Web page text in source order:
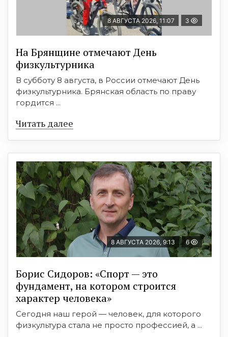
8 АВГУСТА 2026, 11:07 3
На Брянщине отмечают День
физкультурника
В субботу 8 августа, в России отмечают День
физкультурника. Брянская область по праву
гордится ...
Читать далее
8 АВГУСТА 2026, 9:13 6
Борис Сидоров: «Спорт — это
фундамент, на котором строится
характер человека»
Сегодня наш герой — человек, для которого
физкультура стала не просто профессией, а ...